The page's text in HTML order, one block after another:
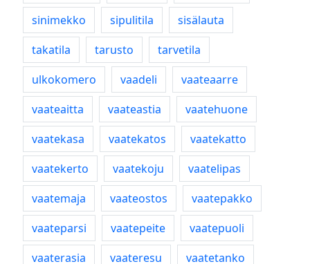
sinimekko
sipulitila
sisälauta
takatila
tarusto
tarvetila
ulkokomero
vaadeli
vaateaarre
vaateaitta
vaateastia
vaatehuone
vaatekasa
vaatekatos
vaatekatto
vaatekerto
vaatekoju
vaatelipas
vaatemaja
vaateostos
vaatepakko
vaateparsi
vaatepeite
vaatepuoli
vaaterasia
vaateresu vaatetanko